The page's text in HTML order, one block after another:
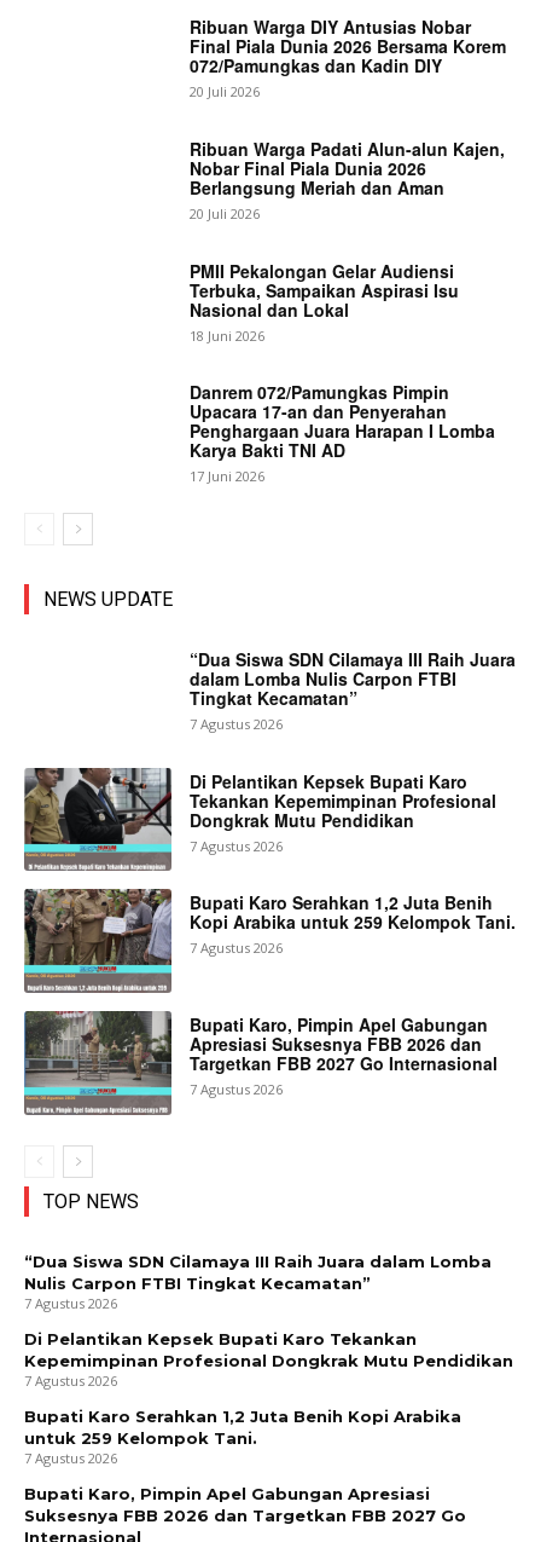
Ribuan Warga DIY Antusias Nobar
Final Piala Dunia 2026 Bersama Korem
072/Pamungkas dan Kadin DIY
20 Juli 2026
Ribuan Warga Padati Alun-alun Kajen,
Nobar Final Piala Dunia 2026
Berlangsung Meriah dan Aman
20 Juli 2026
PMII Pekalongan Gelar Audiensi
Terbuka, Sampaikan Aspirasi Isu
Nasional dan Lokal
18 Juni 2026
Danrem 072/Pamungkas Pimpin
Upacara 17-an dan Penyerahan
Penghargaan Juara Harapan I Lomba
Karya Bakti TNI AD
17 Juni 2026
NEWS UPDATE
“Dua Siswa SDN Cilamaya III Raih Juara
dalam Lomba Nulis Carpon FTBI
Tingkat Kecamatan”
7 Agustus 2026
Di Pelantikan Kepsek Bupati Karo
Tekankan Kepemimpinan Profesional
Dongkrak Mutu Pendidikan
7 Agustus 2026
Bupati Karo Serahkan 1,2 Juta Benih
Kopi Arabika untuk 259 Kelompok Tani.
7 Agustus 2026
Bupati Karo, Pimpin Apel Gabungan
Apresiasi Suksesnya FBB 2026 dan
Targetkan FBB 2027 Go Internasional
7 Agustus 2026
TOP NEWS
“Dua Siswa SDN Cilamaya III Raih Juara dalam Lomba
Nulis Carpon FTBI Tingkat Kecamatan”
7 Agustus 2026
Di Pelantikan Kepsek Bupati Karo Tekankan
Kepemimpinan Profesional Dongkrak Mutu Pendidikan
7 Agustus 2026
Bupati Karo Serahkan 1,2 Juta Benih Kopi Arabika
untuk 259 Kelompok Tani.
7 Agustus 2026
Bupati Karo, Pimpin Apel Gabungan Apresiasi
Suksesnya FBB 2026 dan Targetkan FBB 2027 Go
Internasional